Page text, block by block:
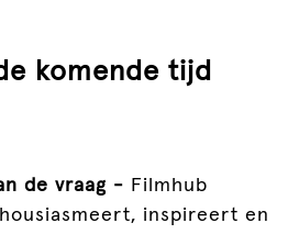
komende tijd
de vraag - Filmhub
inspireert en